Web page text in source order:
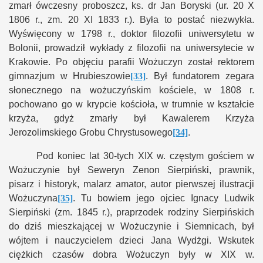
zmarł ówczesny proboszcz, ks. dr Jan Boryski (ur. 20 X
1806 r., zm. 20 XI 1833 r.). Była to postać niezwykła.
Wyświęcony w 1798 r., doktor filozofii uniwersytetu w
Bolonii, prowadził wykłady z filozofii na uniwersytecie w
Krakowie. Po objęciu parafii Wożuczyn został rektorem
gimnazjum w Hrubieszowie[33]. Był fundatorem zegara
słonecznego na wożuczyńskim kościele, w 1808 r.
pochowano go w krypcie kościoła, w trumnie w kształcie
krzyża, gdyż zmarły był Kawalerem Krzyża
Jerozolimskiego Grobu Chrystusowego[34].
Pod koniec lat 30-tych XIX w. częstym gościem w
Wożuczynie był Seweryn Zenon Sierpiński, prawnik,
pisarz i historyk, malarz amator, autor pierwszej ilustracji
Wożuczyna[35]. Tu bowiem jego ojciec Ignacy Ludwik
Sierpiński (zm. 1845 r.), praprzodek rodziny Sierpińskich
do dziś mieszkającej w Wożuczynie i Siemnicach, był
wójtem i nauczycielem dzieci Jana Wydżgi. Wskutek
ciężkich czasów dobra Wożuczyn były w XIX w.